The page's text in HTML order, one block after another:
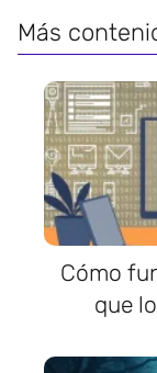
Más
Cómo
que